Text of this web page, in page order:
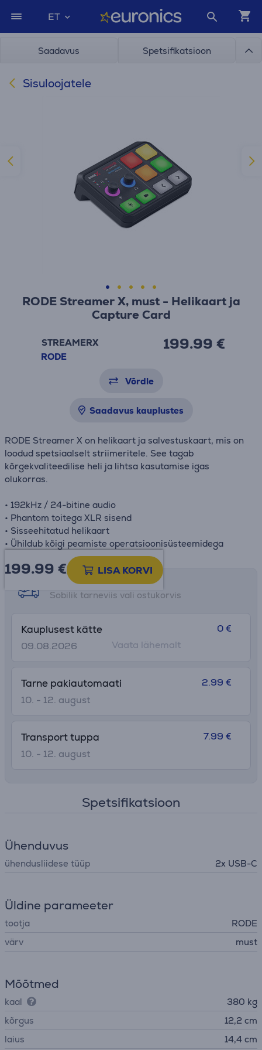
ET
Saadavus Spetsifikatsioon
Sisuloojatele
RODE Streamer X, must - Helikaart ja
Capture Card
STREAMERX
RODE
199.99 €
Võrdle
Saadavus kauplustes
RODE Streamer X on helikaart ja salvestuskaart, mis on
loodud spetsiaalselt striimeritele. See tagab
kõrgekvaliteedilise heli ja lihtsa kasutamise igas
olukorras.
• 192kHz / 24-bitine audio
• Phantom toitega XLR sisend
• Sisseehitatud helikaart
• Ühildub kõigi peamiste operatsioonisüsteemidega
199.99 € LISA KORVI
Tarne võimalused
Sobilik tarneviis vali ostukorvis
Kauplusest kätte
09.08.2026
0 €
Vaata lähemalt
Tarne pakiautomaati
10. - 12. august
2.99 €
Transport tuppa
10. - 12. august
7.99 €
Spetsifikatsioon
Ühenduvus
ühendusliidese tüüp 2x USB-C
Üldine parameeter
tootja
RODE
värv
must
Mõõtmed
kaal
380 kg
kõrgus
12,2 cm
laius
14,4 cm